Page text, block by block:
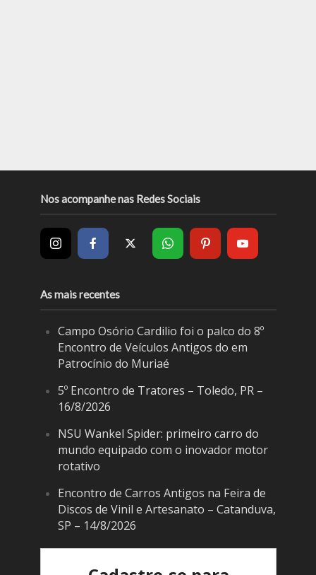
Nos acompanhe nas Redes Sociais
As mais recentes
Campo Osório Cardilio foi o palco do 8º
Encontro de Veículos Antigos do em
Patrocínio do Muriaé
5º Encontro de Tratores – Toledo, PR –
16/8/2026
NSU Wankel Spider: primeiro carro do
mundo equipado com o inovador motor
rotativo
Encontro de Carros Antigos na Feira de
Discos de Vinil e Artesanato – Catanduva,
SP – 14/8/2026